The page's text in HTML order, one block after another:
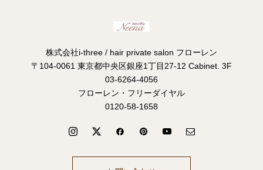
株式会社i-three / hair private salon フローレン
〒104-0061 東京都中央区銀座1丁目27-12 Cabinet. 3F
03-6264-4056
フローレン・フリーダイヤル
0120-58-1658